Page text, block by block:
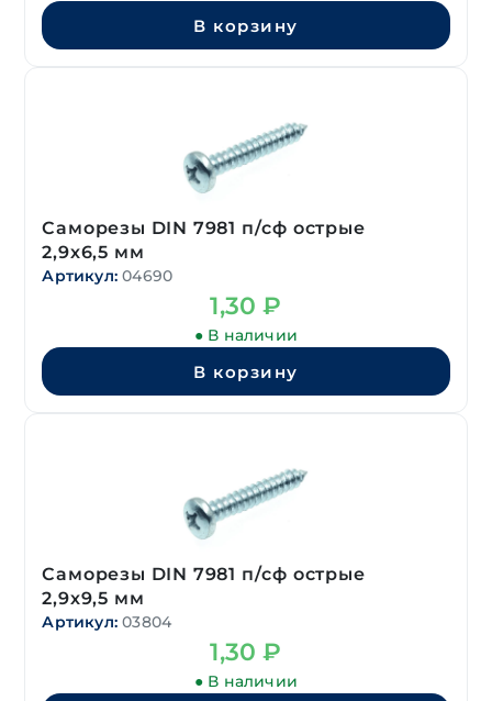
В корзину
Саморезы DIN 7981 п/сф острые
2,9х6,5 мм
Артикул: 04690
1,30₽
● В наличии
В корзину
Саморезы DIN 7981 п/сф острые
2,9х9,5 мм
Артикул: 03804
1,30₽
● В наличии